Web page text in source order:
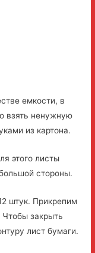
емкости, в
взять ненужную
из картона.
этого листы
стороны.
штук. Прикрепим
закрыть
лист бумаги.